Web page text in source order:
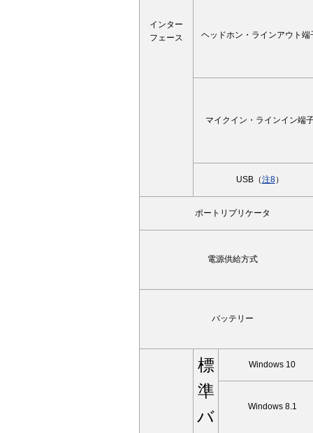
インター
フェース
ヘッドホン・ラインアウト端
マイクイン・ラインイン端
USB（注8）
ポートリプリケータ
電源供給方式
バッテリー
標
準
バ
Windows 10
Windows 8.1